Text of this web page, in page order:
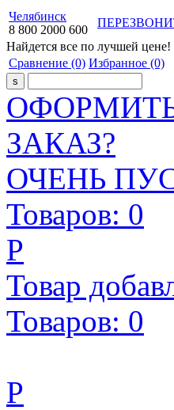
Челябинск
8 800 2000 600
Найдется все по лучшей цене!
Сравнение (0) Избранное (0)
ЗАКАЗ?
ОЧЕНЬ
Товаров: 0
Р
Товар
Товаров: 0
Р